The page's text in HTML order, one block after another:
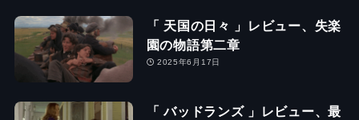
「 天国の日々 」レビュー、失楽
園の物語第二章
2025年6月17日
「 バッドランズ 」レビュー、最